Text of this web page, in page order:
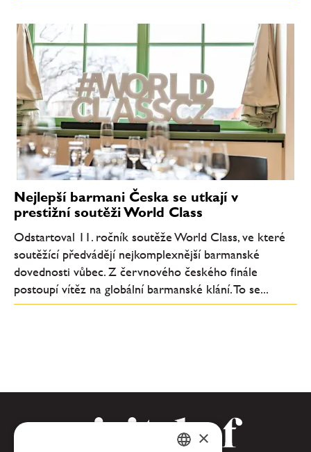
Nejlepší barmani Česka se utkají v
prestižní soutěži World Class
Odstartoval 11. ročník soutěže World Class, ve které
soutěžící předvádějí nejkomplexnější barmanské
dovednosti vůbec. Z červnového českého finále
postoupí vítěz na globální barmanské klání. To se...
×